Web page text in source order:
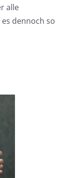
alle
dennoch so